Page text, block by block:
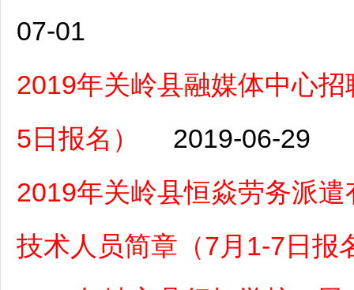
07-01
2019年关岭县融媒体中心
5日报名）
2019-06-29
2019年关岭县恒焱劳务派
技术人员简章（7月1-7日报